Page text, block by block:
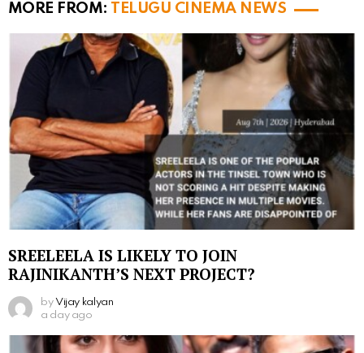
MORE FROM: TELUGU CINEMA NEWS
SREELEELA IS LIKELY TO JOIN
RAJINIKANTH’S NEXT PROJECT?
by Vijay kalyan
a day ago